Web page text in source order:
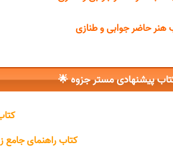
هنر حاضر جوابی و طنازی
پیشنهادی مستر جزوه 🌟
کتاب
کتاب راهنمای